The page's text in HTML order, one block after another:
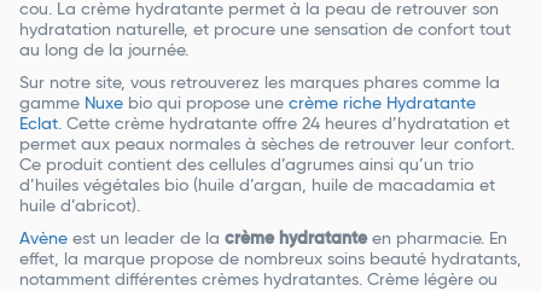
cou. La crème hydratante permet à la peau de retrouver son
hydratation naturelle, et procure une sensation de confort tout
au long de la journée.
Sur notre site, vous retrouverez les marques phares comme la
gamme Nuxe bio qui propose une crème riche Hydratante
Eclat. Cette crème hydratante offre 24 heures d’hydratation et
permet aux peaux normales à sèches de retrouver leur confort.
Ce produit contient des cellules d’agrumes ainsi qu’un trio
d’huiles végétales bio (huile d’argan, huile de macadamia et
huile d’abricot).
Avène est un leader de la crème hydratanteen pharmacie. En
effet, la marque propose de nombreux soins beauté hydratants,
notamment différentes crèmes hydratantes. Crème légère ou